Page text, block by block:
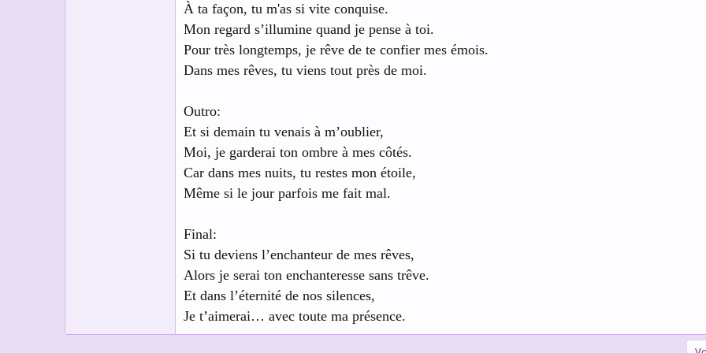
À ta façon, tu m'as si vite conquise.
Mon regard s’illumine quand je pense à toi.
Pour très longtemps, je rêve de te confier mes émois.
Dans mes rêves, tu viens tout près de moi.
Outro:
Et si demain tu venais à m’oublier,
Moi, je garderai ton ombre à mes côtés.
Car dans mes nuits, tu restes mon étoile,
Même si le jour parfois me fait mal.
Final:
Si tu deviens l’enchanteur de mes rêves,
Alors je serai ton enchanteresse sans trêve.
Et dans l’éternité de nos silences,
Je t’aimerai… avec toute ma présence.